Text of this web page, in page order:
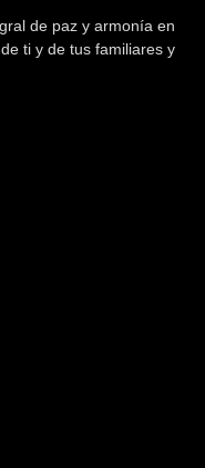
de paz y armonía en
ti y de tus familiares y